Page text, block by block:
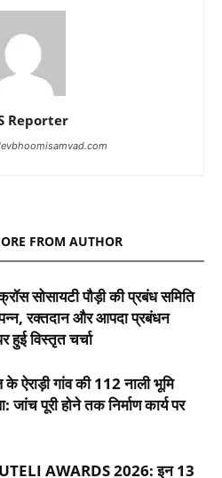
Reporter
FROM AUTHOR
सोसायटी पौड़ी की प्रबंध समिति
रक्तदान और आपदा प्रबंधन
हुई विस्तृत चर्चा
के ऐराड़ी गांव की 112 नाली भूमि
जांच पूरी होने तक निर्माण कार्य पर
AWARDS 2026: इन 13